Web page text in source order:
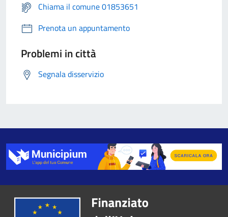
Chiama il comune 01853651
Prenota un appuntamento
Problemi in città
Segnala disservizio